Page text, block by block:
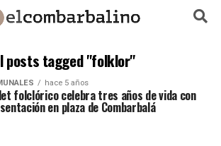
posts tagged "folklor"
hace 5 años
folclórico celebra tres años de vida con
en plaza de Combarbalá